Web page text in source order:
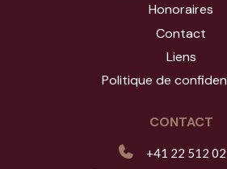
Honoraires
Contact
Liens
Politique de
CONTACT
+41 22 512